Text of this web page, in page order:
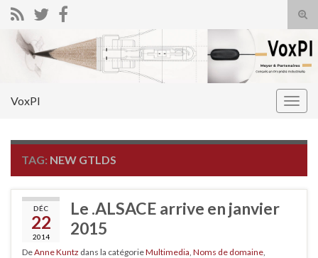
Search for:
VoxPI
TAG: NEW GTLDS
DÉC
22
2014
Le .ALSACE arrive en janvier
2015
DeAnne Kuntz dans la catégorieMultimedia Noms de domaine